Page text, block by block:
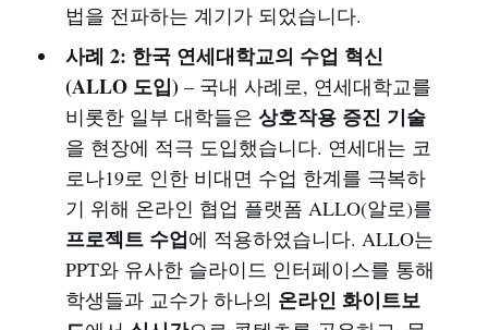
법을 전파하는 계기가 되었습니다.
사례 2: 한국 연세대학교의 수업 혁신
(ALLO 도입)– 국내 사례로, 연세대학교를
비롯한 일부 대학들은 상호작용 증진 기술
을 현장에 적극 도입했습니다. 연세대는 코
로나19로 인한 비대면 수업 한계를 극복하
기 위해 온라인 협업 플랫폼 ALLO(알로)를
프로젝트 수업에 적용하였습니다. ALLO는
PPT와 유사한 슬라이드 인터페이스를 통해
학생들과 교수가 하나의 온라인 화이트보